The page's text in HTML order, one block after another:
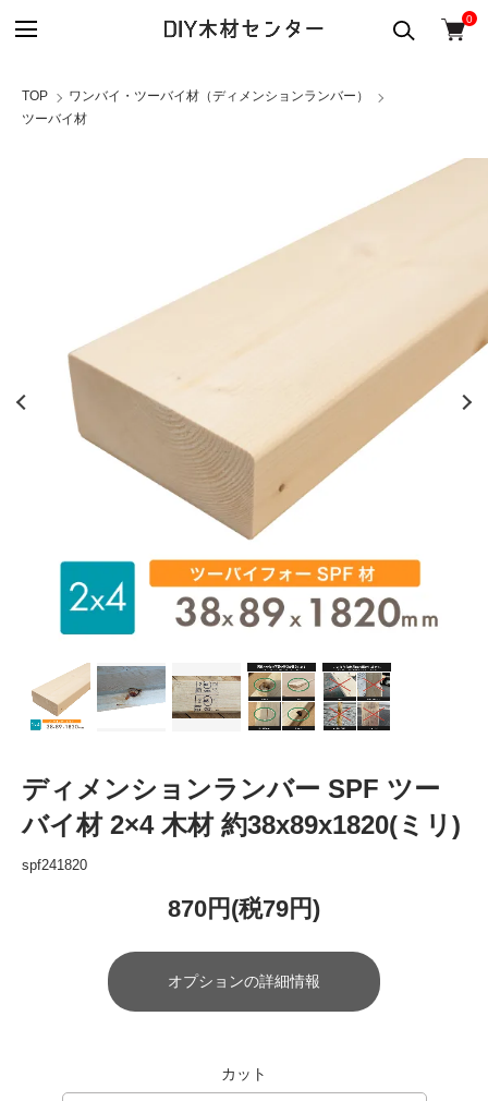
0
TOP
ワンバイ・ツーバイ材（ディメンションランバー）
ツーバイ材
ディメンションランバー SPF ツー
バイ材 2×4 木材 約38x89x1820(ミリ)
spf241820
870円(税79円)
オプションの詳細情報
カット